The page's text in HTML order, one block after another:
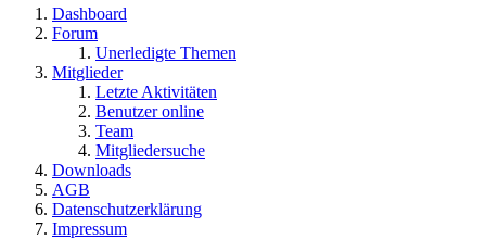
Dashboard
Forum
Unerledigte Themen
Mitglieder
Letzte Aktivitäten
Benutzer online
Team
Mitgliedersuche
Downloads
AGB
Datenschutzerklärung
Impressum